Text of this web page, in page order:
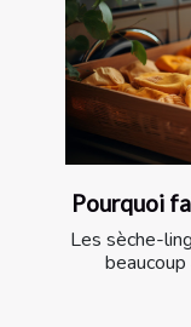
Pourquoi
Les sèche-